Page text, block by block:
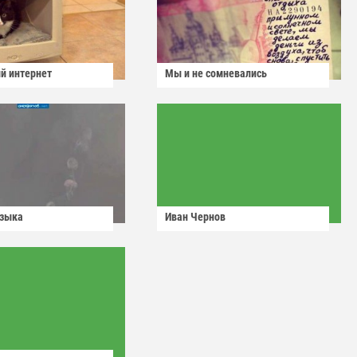
интернет Мы и не сомневались
Иван Чернов